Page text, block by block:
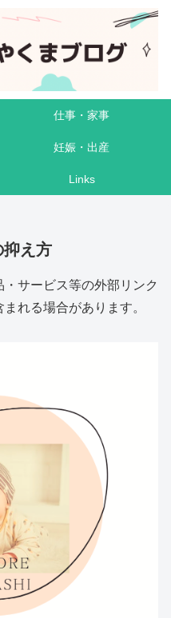
仕事・家事
妊娠・出産
Links
え方
サービス等の外部リンク
れる場合があります。